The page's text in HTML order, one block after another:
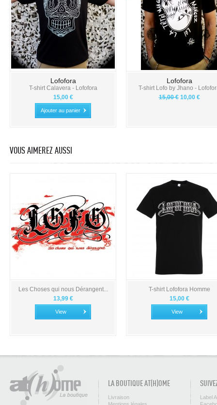
Lofofora
T-shirt Calavera - Lofofora
15,00 €
Ajouter au panier
Lofofora
T-shirt Lofo by Jhano -
15,00 €10,00 €
VOUS AIMEREZ AUSSI
Les Choses qui nous Dérangent...
13,99 €
View
T-shirt Lofofora Homme
15,00 €
View
LA BOUTIQUE AT(H)OME
Livraison
Label